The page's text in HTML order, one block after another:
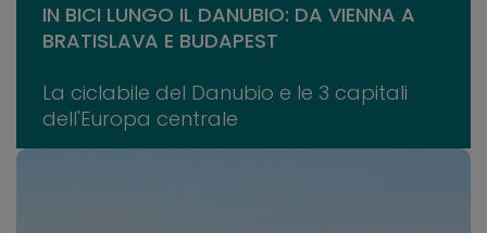
IN BICI LUNGO IL DANUBIO: DA VIENNA A
BRATISLAVA E BUDAPEST
La ciclabile del Danubio e le 3 capitali
dell'Europa centrale